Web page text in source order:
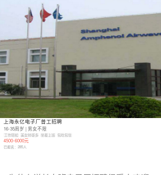
上海永亿电子厂普工招聘
16-35周岁 | 男女不限
工作轻松 美女帅哥多 坐着上班 包吃包住
4500-6000元
已报名： 285 人